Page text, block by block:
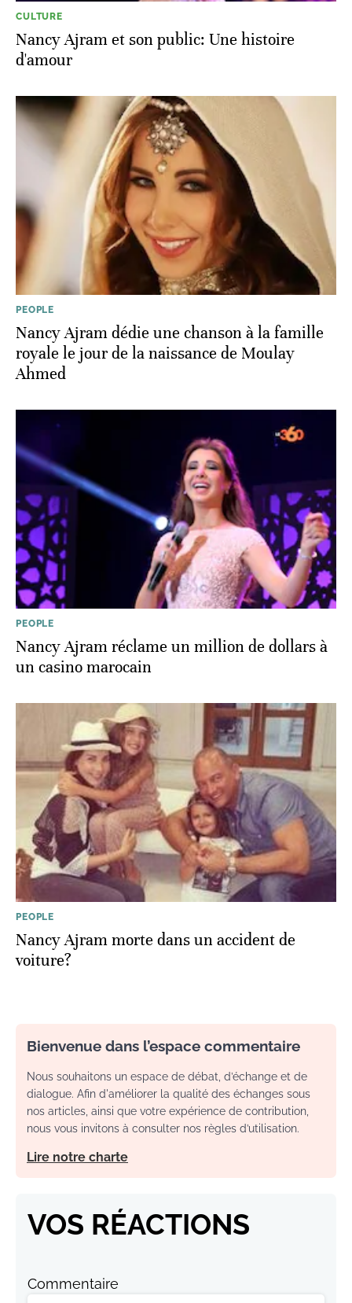
CULTURE
Nancy Ajram et son public: Une histoire
d'amour
PEOPLE
Nancy Ajram dédie une chanson à la famille
royale le jour de la naissance de Moulay
Ahmed
PEOPLE
Nancy Ajram réclame un million de dollars à
un casino marocain
PEOPLE
Nancy Ajram morte dans un accident de
voiture?
Bienvenue dans l’espace commentaire
Nous souhaitons un espace de débat, d’échange et de
dialogue. Afin d'améliorer la qualité des échanges sous
nos articles, ainsi que votre expérience de contribution,
nous vous invitons à consulter nos règles d’utilisation.
Lire notre charte
VOS RÉACTIONS
Commentaire